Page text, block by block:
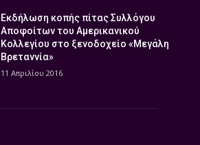
Εκδήλωση κοπής πίτας Συλλόγου
Αποφοίτων του Αμερικανικού
Κολλεγίου στο ξενοδοχείο «Μεγάλη
Βρεταννία»
11 Απριλίου 2016